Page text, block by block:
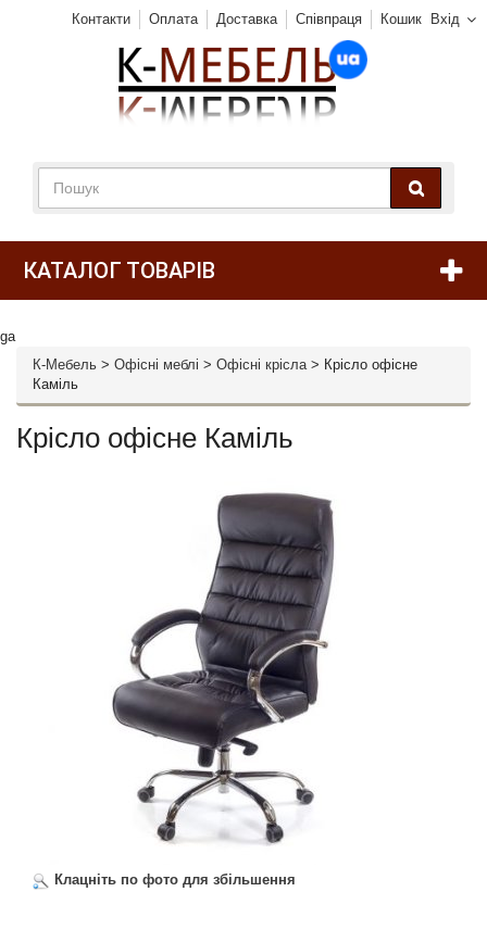
Вхід
Контакти Оплата Доставка Співпраця Кошик
КАТАЛОГ ТОВАРІВ
ga
К-Мебель > Офісні меблі > Офісні крісла> Крісло офісне
Каміль
Крісло офісне Каміль
Клацніть по фото для збільшення